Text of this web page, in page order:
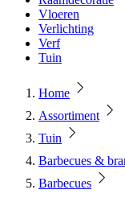
Vloeren
Verlichting
Verf
Tuin
Home
Assortiment
Tuin
Barbecues &
Barbecues